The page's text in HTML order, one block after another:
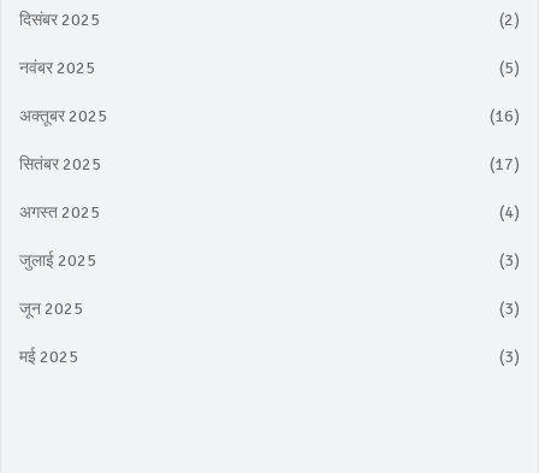
दिसंबर 2025 (2)
नवंबर 2025 (5)
अक्तूबर 2025 (16)
सितंबर 2025 (17)
अगस्त 2025 (4)
जुलाई 2025 (3)
जून 2025 (3)
मई 2025 (3)